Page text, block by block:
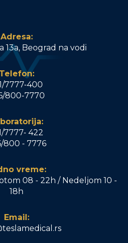
Adresa:
13a, Beograd na vodi
Telefon:
7777-400
800-7770
7777- 422
800 - 7776
vreme:
08 - 22h / Nedeljom 10 -
18h
Email: